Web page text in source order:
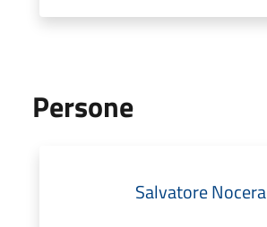
Persone
Salvatore Nocera